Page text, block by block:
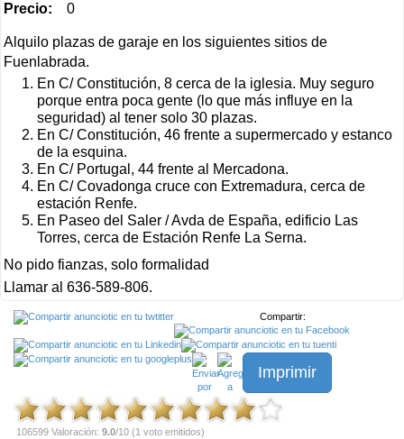
Precio: 0
A lquilo plazas de garaje en los siguientes sitios de
Fuenlabrada.
En C/ Constitución, 8 cerca de la iglesia. Muy seguro
porque entra poca gente (lo que más influye en la
seguridad) al tener solo 30 plazas.
En C/ Constitución, 46 frente a supermercado y estanco
de la esquina.
En C/ Portugal, 44 frente al Mercadona.
En C/ Covadonga cruce con Extremadura, cerca de
estación Renfe.
En Paseo del Saler / Avda de España, edificio Las
Torres, cerca de Estación Renfe La Serna.
No pido fianzas, solo formalidad
Llamar al 636-589-806.
Compartir:
Imprimir
106599 Valoración: 9.0/10 (1 voto emitidos)